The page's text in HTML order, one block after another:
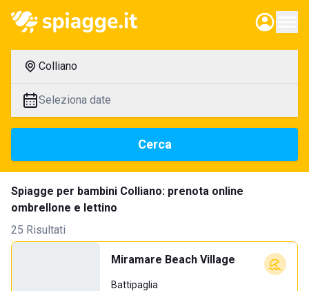
Colliano
Seleziona date
Cerca
Spiagge per bambini Colliano: prenota online
ombrellone e lettino
25 Risultati
Miramare Beach Village
Battipaglia